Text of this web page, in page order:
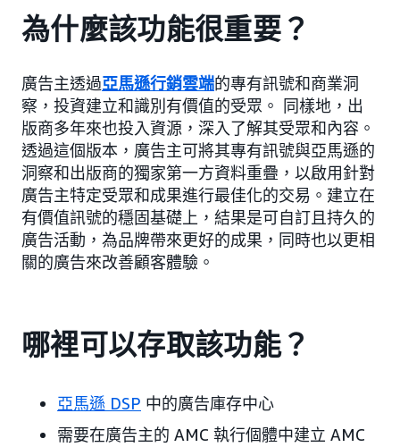
為什麼該功能很重要？
廣告主透過亞馬遜行銷雲端的專有訊號和商業洞
察，投資建立和識別有價值的受眾。 同樣地，出
版商多年來也投入資源，深入了解其受眾和內容。
透過這個版本，廣告主可將其專有訊號與亞馬遜的
洞察和出版商的獨家第一方資料重疊，以啟用針對
廣告主特定受眾和成果進行最佳化的交易。建立在
有價值訊號的穩固基礎上，結果是可自訂且持久的
廣告活動，為品牌帶來更好的成果，同時也以更相
關的廣告來改善顧客體驗。
哪裡可以存取該功能？
亞馬遜 DSP 中的廣告庫存中心
需要在廣告主的 AMC 執行個體中建立 AMC